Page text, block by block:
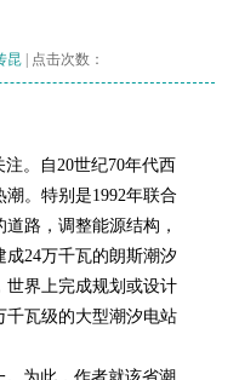
昆 | 点击次数：
。自20世纪70年代西
。特别是1992年联合
路，调整能源结构，
成24万千瓦的朗斯潮汐
世界上完成规划或设计
千瓦级的大型潮汐电站